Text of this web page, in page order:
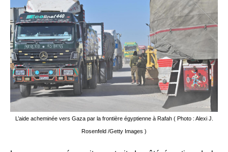
L’aide acheminée vers Gaza par la frontière égyptienne à Rafah ( Photo : Alexi J.
Rosenfeld /Getty Images )